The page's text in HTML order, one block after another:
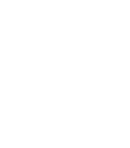
ホテル美し乃湯温泉
3.7